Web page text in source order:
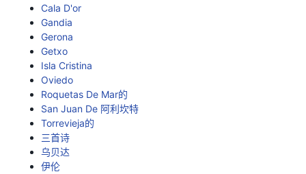
Cala D'or
Gandia
Gerona
Getxo
Isla Cristina
Oviedo
Roquetas De Mar的
San Juan De 阿利坎特
Torrevieja的
三首诗
乌贝达
伊伦